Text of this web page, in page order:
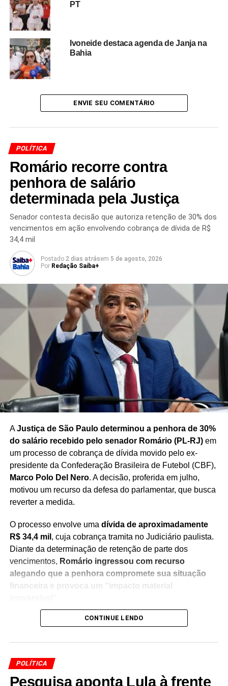
comtransparência, proteção ao cidadão e correção
de falhas históricas
O Planalto aposta que o processo de reorganização do
INSS, aliado a uma comunicação clara sobre os ajustes
em andamento, será suficiente para estabilizar o cenário
e afastar o risco de novas crises políticas envolvendo o
TÓPICOS RELACIONADOS
CRISE PREVIDENCIÁRIA
GOVERNO FEDERAL
IRREGULARIDADES PREVIDENCIÁRIAS
LULA
REVISÃO DE CONTRATOS
PRÓXIMO
Contratos dos Correios ampliados reforçam
vínculo com ex-assessor do presidente da CPI do
NÃO PERCA
Lula lidera, mas vantagem sobre adversários
encolhe, aponta pesquisa
PT
Ivoneide destaca agenda de Janja na
Bahia
ENVIE SEU COMENTÁRIO
POLÍTICA
Romário recorre contra
penhora de salário
determinada pela Justiça
Senador contesta decisão que autoriza retenção de 30% dos
vencimentos em ação envolvendo cobrança de dívida de R$
34,4 mil
Postado 2 dias atrásem 5 de agosto, 2026
Por Redação Saiba+
AJustiça de São Paulo determinou a penhora de 30%
do salário recebido pelo senador Romário (PL-RJ)em
um processo de cobrança de dívida movido pelo ex-
presidente da Confederação Brasileira de Futebol (CBF),
Marco Polo Del Nero. A decisão, proferida em julho,
motivou um recurso da defesa do parlamentar, que busca
reverter a medida.
O processo envolve uma dívida de aproximadamente
R$ 34,4 mil , cuja cobrança tramita no Judiciário paulista.
Diante da determinação de retenção de parte dos
vencimentos, Romário ingressou com recurso
alegando que a penhora compromete sua situação
financeira e provoca um “impacto material
Na manifestação apresentada à Justiça, a defesa do
seria ilegal, argumentando que a medida afeta recursos
utilizados para sua manutenção pessoal e despesas do
cotidiano. O recurso solicita a revisão da decisão e a
suspensão da penhora enquanto o caso continua em
CONTINUE LENDO
POLÍTICA
Pesquisa aponta Lula à frente